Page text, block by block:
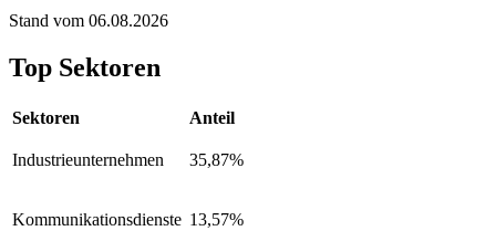
Stand vom 06.08.2026
Top Sektoren
Sektoren Anteil
Industrieunternehmen 35,87%
Kommunikationsdienste 13,57%